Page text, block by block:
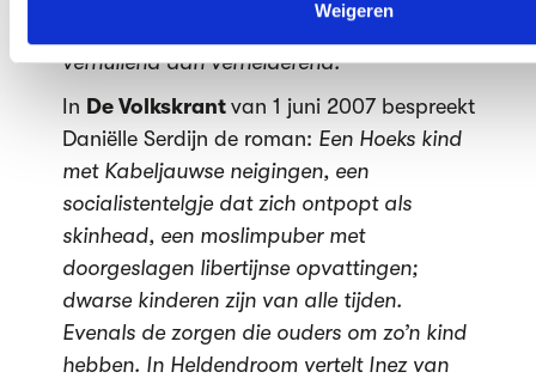
Weigeren
verhullend dan verhelderend.
In De Volkskrant van 1 juni 2007 bespreekt
Daniëlle Serdijn de roman: Een Hoeks kind
met Kabeljauwse neigingen, een
socialistentelgje dat zich ontpopt als
skinhead, een moslimpuber met
doorgeslagen libertijnse opvattingen;
dwarse kinderen zijn van alle tijden.
Evenals de zorgen die ouders om zo’n kind
hebben. In Heldendroom vertelt Inez van